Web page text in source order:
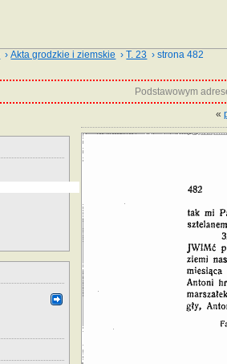
›Akta grodzkie i ziemskie ›T. 23 › strona 482
Podstawowym
«